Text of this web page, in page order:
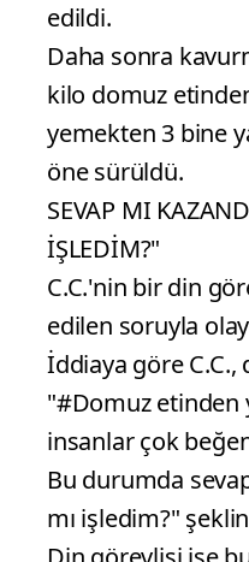
edildi.
Daha sonra
kilo domuz
yemekten 3 bine
öne sürüldü.
SEVAP MI
İŞLEDİM?"
C.C.'nin bir din
edilen soruyla
İddiaya göre C.C.,
"#Domuz etinden
insanlar çok
Bu durumda
mı işledim?"